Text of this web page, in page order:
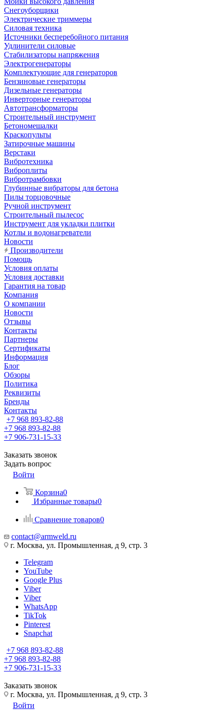
Снегоуборщики
Электрические триммеры
Силовая техника
Источники бесперебойного питания
Удлинители силовые
Стабилизаторы напряжения
Электрогенераторы
Комплектующие для генераторов
Бензиновые генераторы
Дизельные генераторы
Инверторные генераторы
Автотрансформаторы
Строительный инструмент
Бетономешалки
Краскопульты
Затирочные машины
Верстаки
Вибротехника
Виброплиты
Вибротрамбовки
Глубинные вибраторы для бетона
Пилы торцовочные
Ручной инструмент
Строительный пылесос
Инструмент для укладки плитки
Котлы и водонагреватели
Новости
Производители
Помощь
Условия оплаты
Условия доставки
Гарантия на товар
Компания
О компании
Новости
Отзывы
Контакты
Партнеры
Сертификаты
Информация
Блог
Обзоры
Политика
Реквизиты
Бренды
Контакты
+7 968 893-82-88
+7 968 893-82-88
+7 906-731-15-33
Заказать звонок
Задать вопрос
Войти
Корзина0
Избранные товары0
Сравнение товаров0
contact@armweld.ru
г. Москва, ул. Промышленная, д 9, стр. 3
Telegram
YouTube
Google Plus
Viber
Viber
WhatsApp
TikTok
Pinterest
Snapchat
+7 968 893-82-88
+7 968 893-82-88
+7 906-731-15-33
Заказать звонок
г. Москва, ул. Промышленная, д 9, стр. 3
Войти